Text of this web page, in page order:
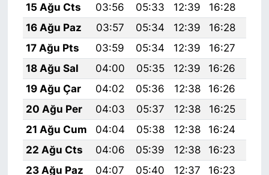
15 Ağu Cts
03:56 05:33 12:39 16:28
16 Ağu Paz
03:57 05:34 12:39 16:28
17 Ağu Pts
03:59 05:34 12:39 16:27
18 Ağu Sal
04:00 05:35 12:39 16:26
19 Ağu Çar
04:02 05:36 12:38 16:26
20 Ağu Per
04:03 05:37 12:38 16:25
21 Ağu Cum
04:04 05:38 12:38 16:24
22 Ağu Cts
04:06 05:39 12:38 16:23
23 Ağu Paz
04:07 05:40 12:37 16:23